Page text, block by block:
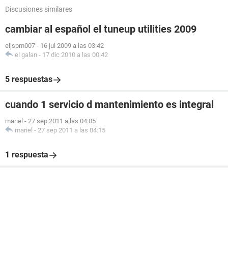
Discusiones similares
cambiar al español el tuneup utilities 2009
eljspm007 - 16 jul 2009 a las 03:42
el galan - 17 dic 2010 a las 00:42
5 respuestas
cuando 1 servicio d mantenimiento es integral
mariel - 27 sep 2011 a las 04:05
mariel - 27 sep 2011 a las 04:15
1 respuesta